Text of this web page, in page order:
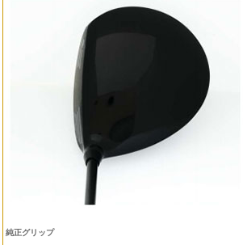
純正グリップ